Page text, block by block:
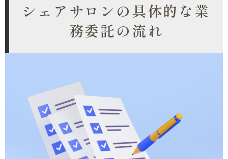
シェアサロンの具体的な業
務委託の流れ